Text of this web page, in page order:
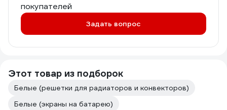
покупателей
Задать вопрос
Этот товар из подборок
Белые (решетки для радиаторов и конвекторов)
Белые (экраны на батарею)